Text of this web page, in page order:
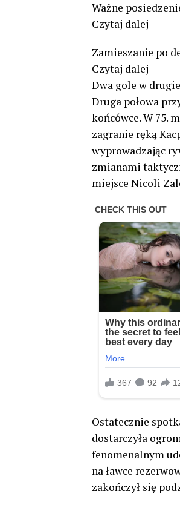
Ważne
Czytaj dalej
Zamieszanie po
Czytaj dalej
Dwa gole w
Druga połowa
końcówce. W 75.
zagranie ręką
wyprowadzając
zmianami
miejsce Nicoli
Ostatecznie
dostarczyła
fenomenalnym
na ławce
zakończył się